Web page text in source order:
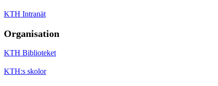
KTH Intranät
Organisation
KTH Biblioteket
KTH:s skolor